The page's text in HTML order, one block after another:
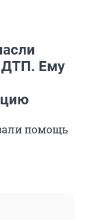
ДТП. Ему
помощь